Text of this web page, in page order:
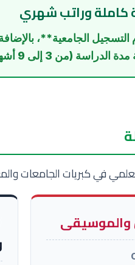
كاملة وراتب شهري
الجامعية**،
(من 3 إلى 9 أشهر قابلة للتجديد).
في كبريات الجامعات
والموسيقى